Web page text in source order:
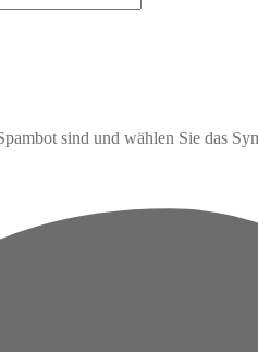
sind und wählen Sie das